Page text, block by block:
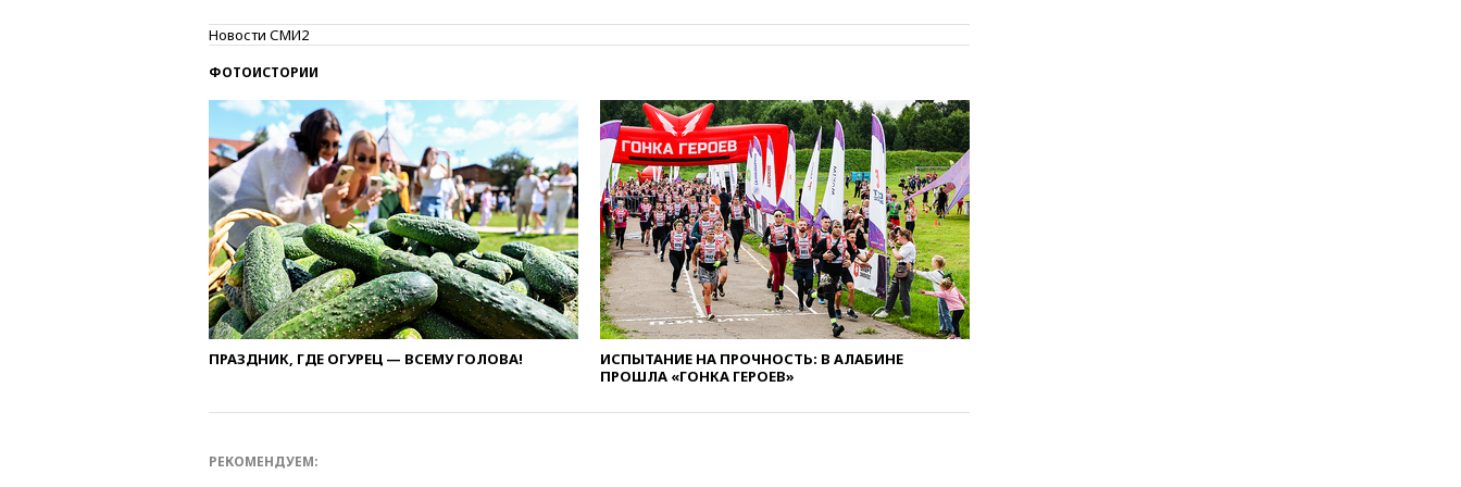
человека
вчера, 10:27Движение по
трассе «Новороссия»
восстановлено
вчера, 09:55
Силы ПВО
перехватили за утро 85 БПЛА
над территорией РФ
вчера, 09:25Ильский НПЗ на
Кубани загорелся после
падения обломков дрона
вчера, 08:57Собянин
сообщил о девяти БПЛА,
Новости СМИ2
ФОТОИСТОРИИ
ПРАЗДНИК, ГДЕ ОГУРЕЦ — ВСЕМУ ГОЛОВА!
ИСПЫТАНИЕ НА ПРОЧНОСТЬ: В АЛАБИНЕ
ПРОШЛА «ГОНКА ГЕРОЕВ»
РЕКОМЕНДУЕМ: